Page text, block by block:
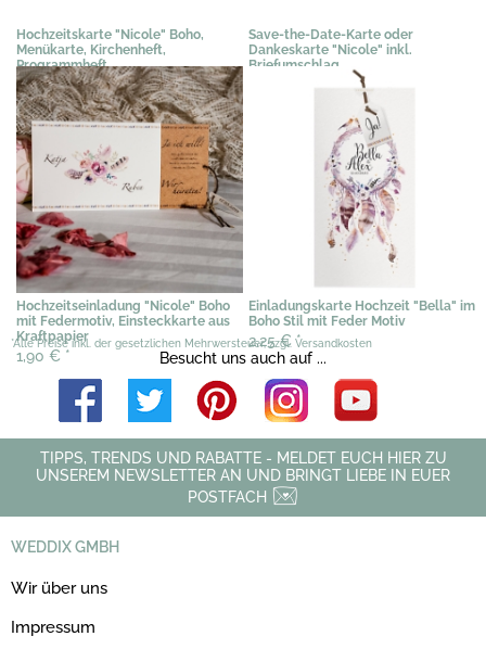
Hochzeitskarte "Nicole" Boho,
Menükarte, Kirchenheft,
Programmheft
1,02 €*
Save-the-Date-Karte oder
Dankeskarte "Nicole" inkl.
Briefumschlag
Hochzeitseinladung "Nicole" Boho
mit Federmotiv, Einsteckkarte aus
Kraftpapier
1,90 € *
Einladungskarte Hochzeit "Bella" im
Boho Stil mit Feder Motiv
2,25 €*
*Alle Preise inkl. der gesetzlichen Mehrwersteuer, zzgl. Versandkosten
Besucht uns auch auf ...
TIPPS, TRENDS UND RABATTE - MELDET EUCH HIER ZU
UNSEREM NEWSLETTER AN UND BRINGT LIEBE IN EUER
POSTFACH
WEDDIX GMBH
Wir über uns
Impressum